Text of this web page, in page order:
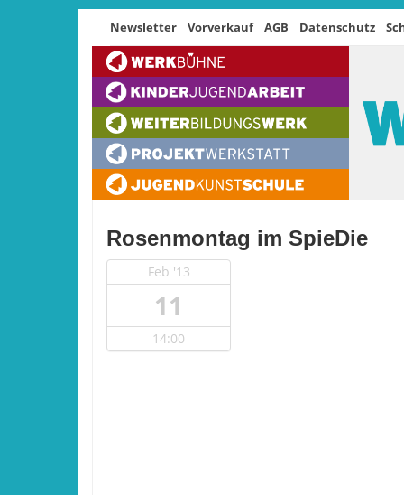
Newsletter Vorverkauf AGB Datenschutz
Rosenmontag im SpieDie
Feb '13
11
14:00